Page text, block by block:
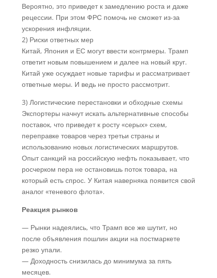
Вероятно, это приведет к замедлению роста и даже
рецессии. При этом ФРС помочь не сможет из-за
ускорения инфляции.
2) Риски ответных мер
Китай, Япония и ЕС могут ввести контрмеры. Трамп
ответит новым повышением и далее на новый круг.
Китай уже осуждает новые тарифы и рассматривает
ответные меры. И ведь не просто рассмотрит.
3) Логистические перестановки и обходные схемы
Экспортеры начнут искать альтернативные способы
поставок, что приведет к росту «серых» схем,
переправке товаров через третьи страны и
использованию новых логистических маршрутов.
Опыт санкций на российскую нефть показывает, что
росчерком пера не остановишь поток товара, на
который есть спрос. У Китая наверняка появится свой
аналог «теневого флота».
Реакция рынков
— Рынки надеялись, что Трамп все же шутит, но
после объявления пошлин акции на постмаркете
резко упали.
— Доходность снизилась до минимума за пять
месяцев.